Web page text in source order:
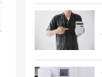
緊急駆けつけ
最短即日